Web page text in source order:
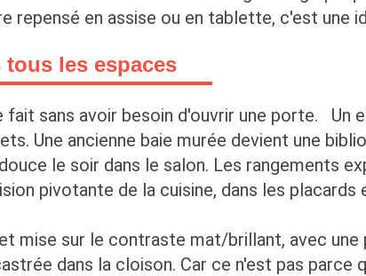
repensé en assise ou en tablette, c'est
les espaces
fait sans avoir besoin d'ouvrir une porte. Un
Une ancienne baie murée devient une
le soir dans le salon. Les rangements
pivotante de la cuisine, dans les placards
mise sur le contraste mat/brillant, avec
dans la cloison. Car ce n'est pas parce